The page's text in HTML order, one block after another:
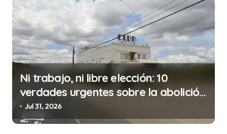
a
c
i
ó
n
e
e
Ni trabajo, ni libre elección: 10
verdades urgentes sobre la abolición
de la prostitución
Jul 31, 2026